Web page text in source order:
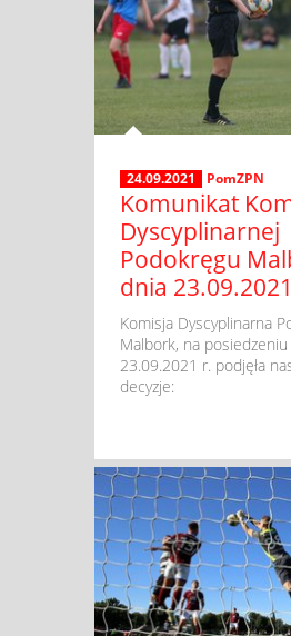
24.09.2021 PomZPN
Komunikat
Dyscyplinarnej
Podokręgu
dnia
Komisja Dyscyplinarna
Malbork, na
23.09.2021 r. podjęła
decyzje: